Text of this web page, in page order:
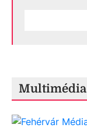
Multimédia